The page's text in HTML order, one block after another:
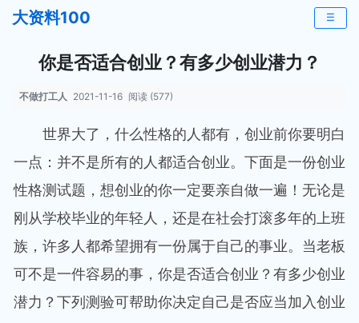
大资料100 ☰
你是否适合创业？有多少创业潜力？
不做打工人 2021-11-16 阅读 (577)
世界大了，什么性格的人都有，创业前你要明白
一点：并不是所有的人都适合创业。下面是一份创业
性格测试题，想创业的你一定要亲自做一遍！无论是
刚从学校毕业的年轻人，还是在社会打滚多年的上班
族，许多人都希望拥有一份属于自己的事业。当老板
可不是一件容易的事，你是否适合创业？有多少创业
潜力？下列测验可帮助你决定自己是否应当加入创业